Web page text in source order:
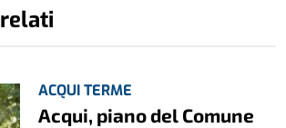
ACQUI TERME
Acqui, piano del Comune